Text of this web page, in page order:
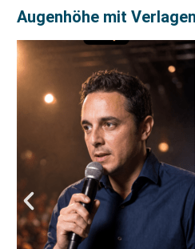
Augenhöhe mit